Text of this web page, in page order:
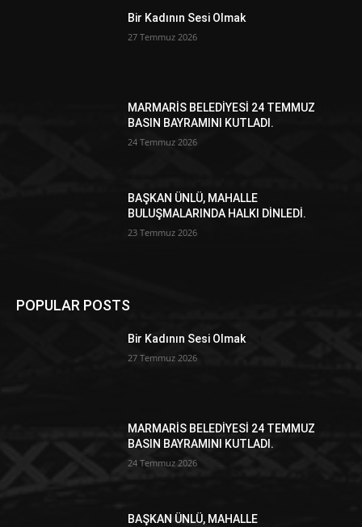
Bir Kadının Sesi Olmak
27 Temmuz 2026
MARMARİS BELEDİYESİ 24 TEMMUZ
BASIN BAYRAMINI KUTLADI.
24 Temmuz 2026
BAŞKAN ÜNLÜ, MAHALLE
BULUŞMALARINDA HALKI DİNLEDİ.
23 Temmuz 2026
POPULAR POSTS
Bir Kadının Sesi Olmak
27 Temmuz 2026
MARMARİS BELEDİYESİ 24 TEMMUZ
BASIN BAYRAMINI KUTLADI.
24 Temmuz 2026
BAŞKAN ÜNLÜ, MAHALLE